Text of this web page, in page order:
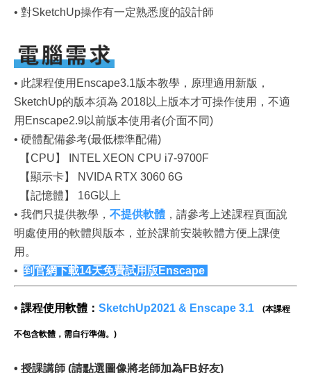
• 對SketchUp操作有一定熟悉度的設計師
• 此課程使用Enscape3.1版本教學， 原理適用新版 ，
SketchUp的版本須為 2018以上版本才可操作使用，不適
用Enscape2.9以前版本使用者(介面不同)
• 硬體配備參考(最低標準配備)
【CPU】 INTEL XEON CPU i7-9700F
【顯示卡】 NVIDA RTX 3060 6G
【記憶體】 16G以上
• 我們只提供教學， 不提供軟體 ，請參考上述課程頁面說
明處使用的軟體與版本，並於課前安裝軟體方便上課使
用。
• 到官網下載14天免費試用版Enscape
• 課程使用軟體： SketchUp2021 & Enscape 3.1 (本課程
不包含軟體，需自行準備。 )
• 授課講師 (請點選圖像將老師加為FB好友)